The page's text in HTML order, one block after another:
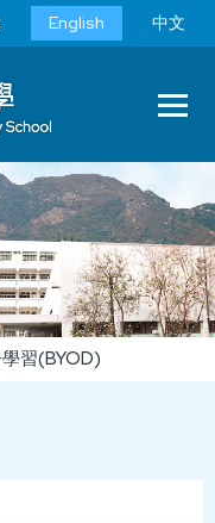
Language
switcher
English 中文
習(BYOD)